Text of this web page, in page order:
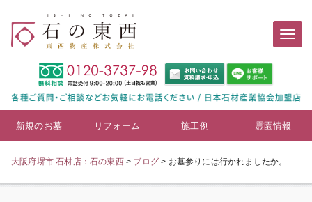
新規のお墓 リフォーム 施工例 霊園情報
大阪府堺市 石材店：石の東西> ブログ > お墓参りには行かれましたか。